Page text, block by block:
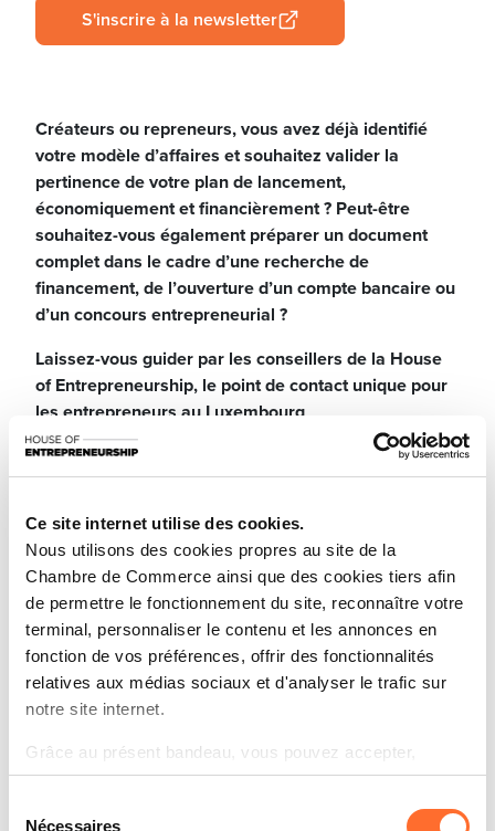
Ce site internet utilise des cookies.
Nous utilisons des cookies propres au site de la
Chambre de Commerce ainsi que des cookies tiers afin
de permettre le fonctionnement du site, reconnaître votre
terminal, personnaliser le contenu et les annonces en
fonction de vos préférences, offrir des fonctionnalités
relatives aux médias sociaux et d'analyser le trafic sur
notre site internet.
Grâce au présent bandeau, vous pouvez accepter,
refuser ou configurer les cookies selon vos préférences,
à l’exception des cookies strictement nécessaires au
Nécessaires
S'inscrire à la newsletter
Créateurs ou repreneurs, vous avez déjà identifié
votre modèle d’affaires et souhaitez valider la
pertinence de votre plan de lancement,
économiquement et financièrement ? Peut-être
souhaitez-vous également préparer un document
complet dans le cadre d’une recherche de
financement, de l’ouverture d’un compte bancaire ou
d’un concours entrepreneurial ?
Laissez-vous guider par les conseillers de la House
of Entrepreneurship, le point de contact unique pour
les entrepreneurs au Luxembourg
Participez à notre prochaine session dédiée aux
fondamentaux du Business Plan et du Plan financier.
pour développer un plan solide et élaborer une
stratégie financière efficace pour votre entreprise, à
travers un tutoriel divisé en 2 parties, suivi d’une
session de questions-réponses en direct.
Voici un aperçu des thématiques abordées.
Première partie : Business Plan
Pourquoi rédiger un business plan ?